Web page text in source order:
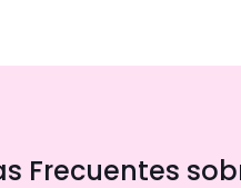
Frecuentes